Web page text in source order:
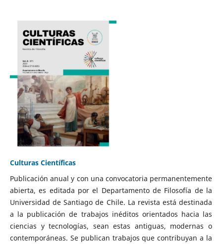
Culturas Científicas
Publicación anual y con una convocatoria permanentemente
abierta, es editada por el Departamento de Filosofía de la
Universidad de Santiago de Chile. La revista está destinada
a la publicación de trabajos inéditos orientados hacia las
ciencias y tecnologías, sean estas antiguas, modernas o
contemporáneas. Se publican trabajos que contribuyan a la